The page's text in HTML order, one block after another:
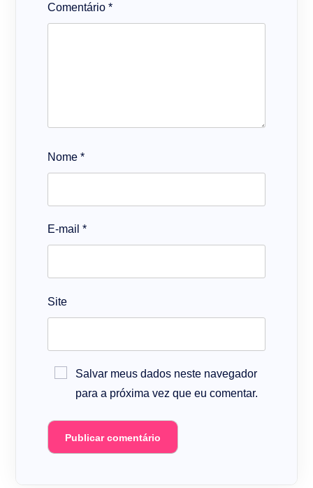
Comentário *
Nome *
E-mail *
Site
Salvar meus dados neste navegador
para a próxima vez que eu comentar.